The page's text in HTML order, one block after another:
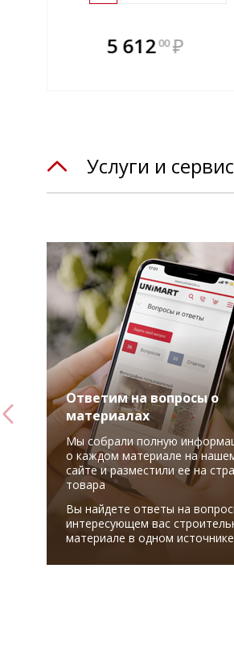
5 61200 ₽
В комплекте
всегда выгоднее!
Услуги и
Ответим на вопросы о
материалах
Мы собрали полную
о каждом материале на
сайте и разместили ее на
товара
Вы найдете ответы на
интересующем вас
материале в одном источнике